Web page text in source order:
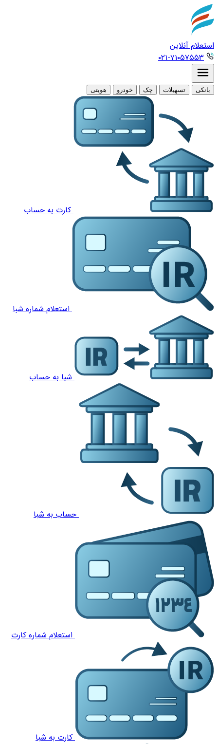
استعلام آنلاین
۰۲۱-۷۱۰۵۷۵۵۳
بانکی تسهیلات چک خودرو هویتی
کارت به حساب
استعلام شماره شبا
شبا به حساب
حساب به شبا
استعلام شماره کارت
کارت به شبا